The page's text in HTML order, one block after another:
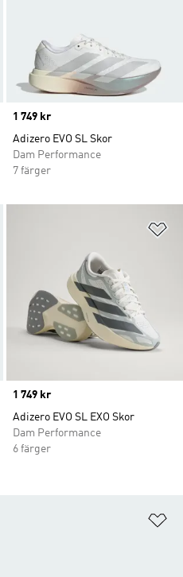
Price
1 749 kr
Adizero EVO SL Skor
Dam Performance
7 färger
Price
1 749 kr
Adizero EVO SL EXO Skor
Dam Performance
6 färger